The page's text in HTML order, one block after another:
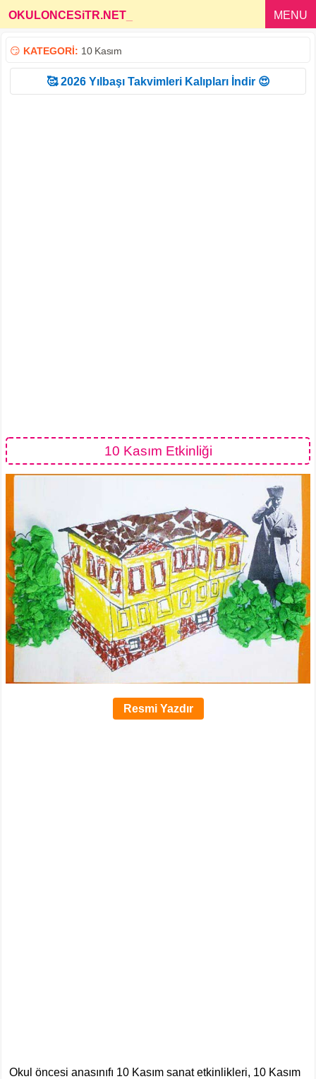
OKULONCESiTR.NET MENU
😏 KATEGORİ: 10 Kasım
🥰 2026 Yılbaşı Takvimleri Kalıpları İndir 😍
10 Kasım Etkinliği
Resmi Yazdır
Okul öncesi anasınıfı 10 Kasım sanat etkinlikleri, 10 Kasım